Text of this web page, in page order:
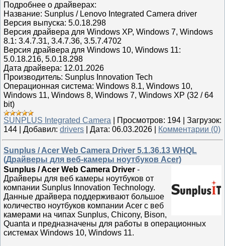
Подробнее о драйверах:
Название: Sunplus / Lenovo Integrated Camera driver
Версия выпуска: 5.0.18.298
Версия драйвера для Windows XP, Windows 7, Windows
8.1: 3.4.7.31, 3.4.7.36, 3.5.7.4702
Версия драйвера для Windows 10, Windows 11:
5.0.18.216, 5.0.18.298
Дата драйвера: 12.01.2026
Производитель: Sunplus Innovation Tech
Операционная система: Windows 8.1, Windows 10,
Windows 11, Windows 8, Windows 7, Windows XP (32 / 64
bit)
SUNPLUS Integrated Camera
Просмотров: 194
Загрузок:
144
Добавил: drivers Дата: 06.03.2026 Комментарии (0)
Sunplus / Acer Web Camera Driver 5.1.36.13 WHQL
(Драйверы для веб-камеры ноутбуков Acer)
Sunplus / Acer Web Camera Driver -
Драйверы для веб камеры ноутбуков от
компании Sunplus Innovation Technology.
Данные драйвера поддерживают большое
количество ноутбуков компании Acer с веб
камерами на чипах Sunplus, Chicony, Bison,
Quanta и предназначены для работы в операционных
системах Windows 10, Windows 11.